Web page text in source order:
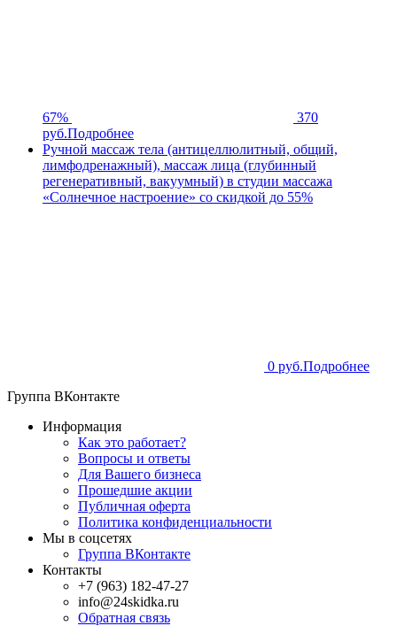
67%
370
руб.Подробнее
Ручной массаж тела (антицеллюлитный, общий,
лимфодренажный), массаж лица (глубинный
регенеративный, вакуумный) в студии массажа
«Солнечное настроение» со скидкой до 55%
0 руб.Подробнее
Группа ВКонтакте
Информация
Как это работает?
Вопросы и ответы
Для Вашего бизнеса
Прошедшие акции
Публичная оферта
Политика конфиденциальности
Мы в соцсетях
Группа ВКонтакте
Контакты
+7 (963) 182-47-27
info@24skidka.ru
Обратная связь